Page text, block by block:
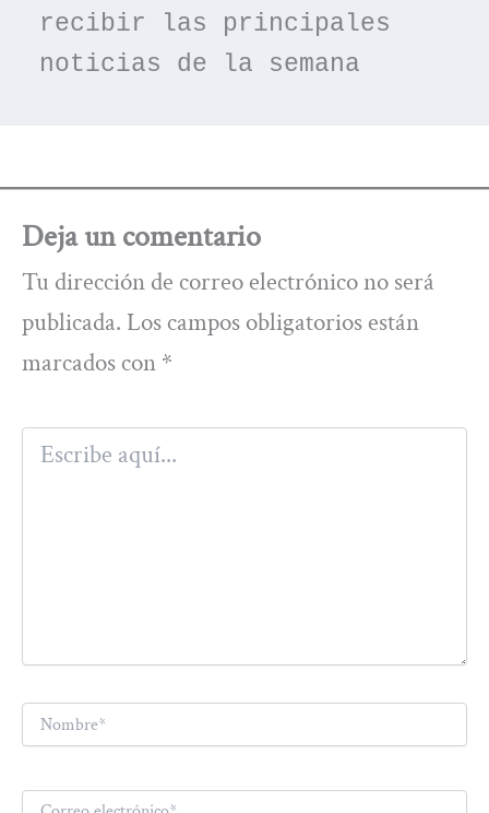
recibir las principales
noticias de la semana
Deja un comentario
Tu dirección de correo electrónico no será
publicada. Los campos obligatorios están
marcados con *
Escribe
aquí...
Nombre*
Correo